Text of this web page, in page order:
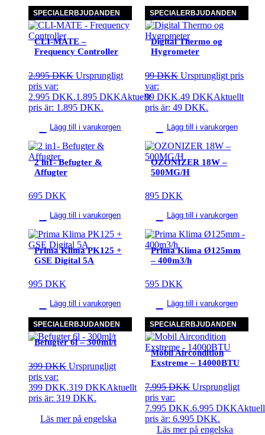
SPECIALERBJUDANDEN
CLI-MATE –
Frequency Controller
2.995DKK Ursprungligt
pris var:
2.995 DKK.1.895 DKKAktuellt
pris är: 1.895 DKK.
Lägg till i varukorgen
SPECIALERBJUDANDEN
Digital Thermo og
Hygrometer
99DKK Ursprungligt pris
var:
99 DKK.49DKKAktuellt
pris är: 49 DKK.
Lägg till i varukorgen
2 in1- Befugter &
Affugter
695 DKK
Lägg till i varukorgen
OZONIZER 18W –
500MG/H
895DKK
Lägg till i varukorgen
Prima Klima PK125 +
GSE Digital 5A
995 DKK
Lägg till i varukorgen
Prima Klima Ø125mm
– 400m3/h
595DKK
Lägg till i varukorgen
SPECIALERBJUDANDEN
Befugter 6l – 300ml/t
399DKK Ursprungligt
pris var:
399 DKK.319 DKKAktuellt
pris är: 319 DKK.
Läs mer på engelska
SPECIALERBJUDANDEN
Mobil Aircondition
Exstreme – 14000BTU
7.995DKK Ursprungligt
pris var:
7.995 DKK.6.995DKK
pris är: 6.995 DKK.
Läs mer på engelska